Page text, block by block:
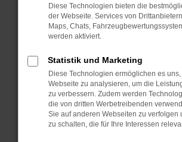
Starte dein Gerät neu.
Das kann manchmal helfen,
Probleme zu beheben.
Betriebssystem auf dem
sind.
Veraltete Software birgt nicht nur
Sicherheitsrisiko, sondern kann
führen, dass bestimmte
unterstützt werden.
Diese Technologien bieten die
der Webseite. Services von
Maps, Chats,
werden aktiviert.
Statistik und Marketing
Diese Technologien ermöglichen es
Webseite zu analysieren, um die
zu verbessern. Zudem werden
die von dritten Werbetreibenden
Sie auf anderen Webseiten zu verfolgen
zu schalten, die für Ihre Interessen